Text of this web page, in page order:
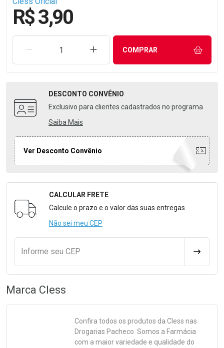
R$ 3,90
REMOVER UMA UNIDADEAUMENTAR UMA UNIDADE
COMPRAR
DESCONTO CONVÊNIO
Exclusivo para clientes cadastrados no programa
Saiba Mais
Ver Desconto Convênio
Formulário para Calcular o Frete
CALCULAR FRETE
Calcule o prazo e o valor das suas entregas
Não sei meu CEP
Informe seu CEP
Marca Cless
Confira todos os produtos da Cless nas
Drogarias Pacheco. Somos a Farmácia
com a maior variedade e qualidade do